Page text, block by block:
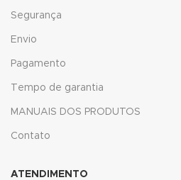
panel
Segurança
Envio
Pagamento
Tempo de garantia
MANUAIS DOS PRODUTOS
Contato
ATENDIMENTO